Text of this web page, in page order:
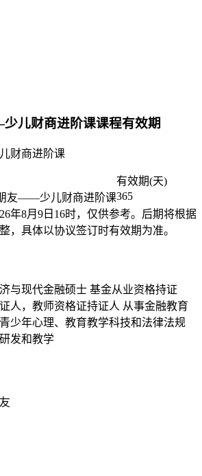
儿财商进阶课课程有效期
财商进阶课
有效期(天)
友——少儿财商进阶课365
年8月9日16时，仅供参考。后期将根据
，具体以协议签订时有效期为准。
与现代金融硕士 基金从业资格持证
人，教师资格证持证人 从事金融教育
少年心理、教育教学科技和法律法规
发和教学